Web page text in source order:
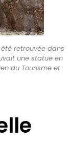
retrouvée dans
une statue en
du Tourisme et